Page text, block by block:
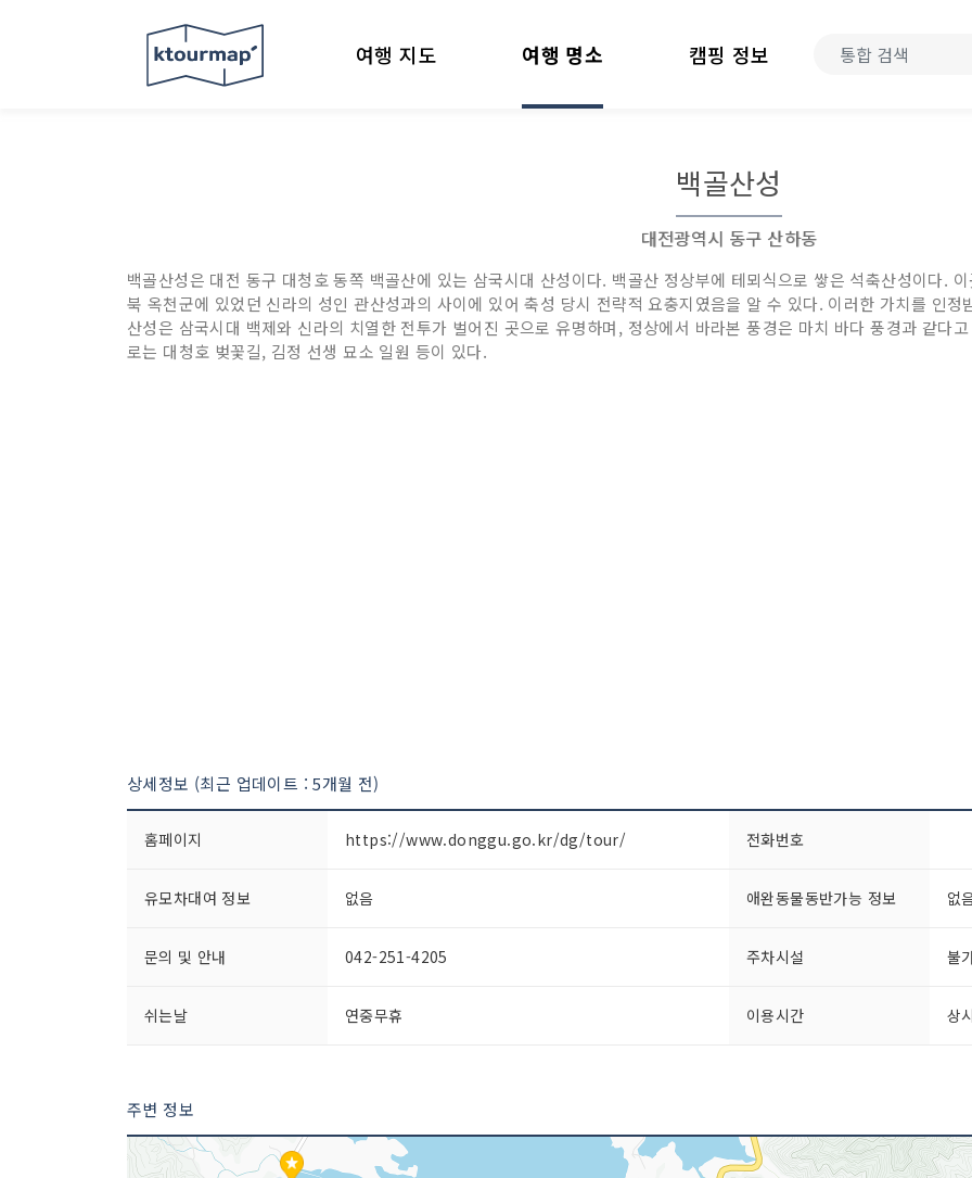
여행 지도 여행 명소 캠핑 정보
백골산성
대전광역시 동구 산하동
백골산성은 대전 동구 대청호 동쪽 백골산에 있는 삼국시대 산성이다. 백골산 정상부에 테뫼식으로 쌓은 석축산성이다.
북 옥천군에 있었던 신라의 성인 관산성과의 사이에 있어 축성 당시 전략적 요충지였음을 알 수 있다. 이러한 가치를 인
산성은 삼국시대 백제와 신라의 치열한 전투가 벌어진 곳으로 유명하며, 정상에서 바라본 풍경은 마치 바다 풍경과 같다
로는 대청호 벚꽃길, 김정 선생 묘소 일원 등이 있다.
상세정보 (최근 업데이트 : 5개월 전)
홈페이지 https://www.donggu.go.kr/dg/tour/ 전화번호
유모차대여 정보 없음 애완동물동반가능 정보 없
문의 및 안내 042-251-4205 주차시설 불
쉬는날 연중무휴 이용시간 상
주변 정보